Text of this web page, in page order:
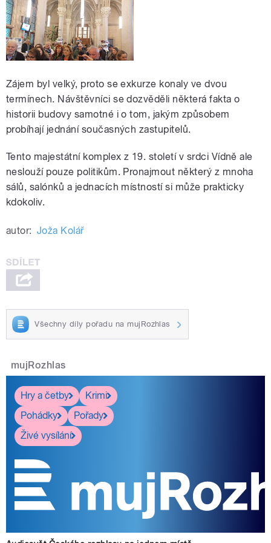
Zájem byl velký, proto se exkurze konaly ve dvou
termínech. Návštěvníci se dozvěděli některá fakta o
historii budovy samotné i o tom, jakým způsobem
probíhají jednání současných zastupitelů.
Tento majestátní komplex z 19. století v srdci Vídně ale
neslouží pouze politikům. Pronajmout některý z mnoha
sálů, salónků a jednacích místností si může prakticky
kdokoliv.
autor: Joža Kolář
Všechny díly pořadu na mujRozhlas
mujRozhlas
Hry a četby
Krimi
Pohádky
Pořady
Živé vysílání